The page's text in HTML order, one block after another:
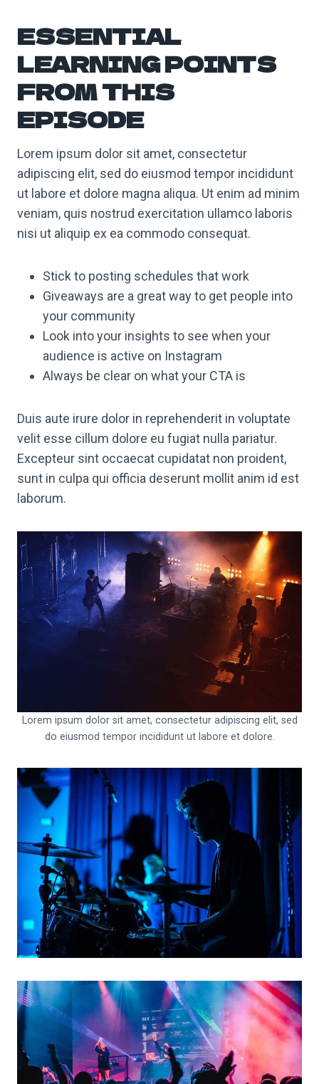
ESSENTIAL
LEARNING POINTS
FROM THIS
EPISODE
Lorem ipsum dolor sit amet, consectetur
adipiscing elit, sed do eiusmod tempor incididunt
ut labore et dolore magna aliqua. Ut enim ad minim
veniam, quis nostrud exercitation ullamco laboris
nisi ut aliquip ex ea commodo consequat.
Stick to posting schedules that work
Giveaways are a great way to get people into
your community
Look into your insights to see when your
audience is active on Instagram
Always be clear on what your CTA is
Duis aute irure dolor in reprehenderit in voluptate
velit esse cillum dolore eu fugiat nulla pariatur.
Excepteur sint occaecat cupidatat non proident,
sunt in culpa qui officia deserunt mollit anim id est
laborum.
Lorem ipsum dolor sit amet, consectetur adipiscing elit, sed
do eiusmod tempor incididunt ut labore et dolore.